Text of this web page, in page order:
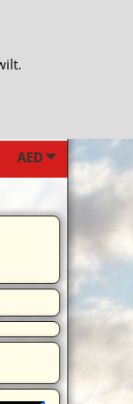
AED